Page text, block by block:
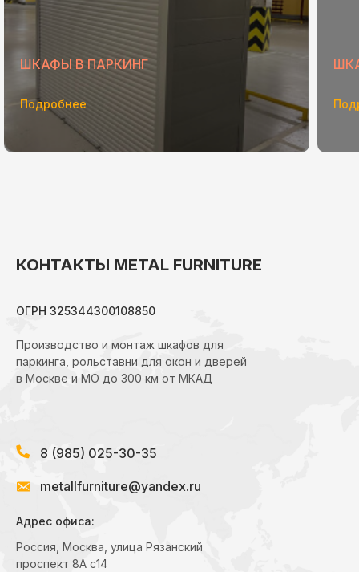
ШКАФЫ В ПАРКИНГ
Подробнее
КОНТАКТЫ METAL FURNITURE
ОГРН 325344300108850
Производство и монтаж шкафов для
паркинга, рольставни для окон и дверей
в Москве и МО до 300 км от МКАД
Россия, Москва, улица Рязанский
проспект 8А с14
Адрес офиса:
metallfurniture@yandex.ru
8 (985) 025-30-35